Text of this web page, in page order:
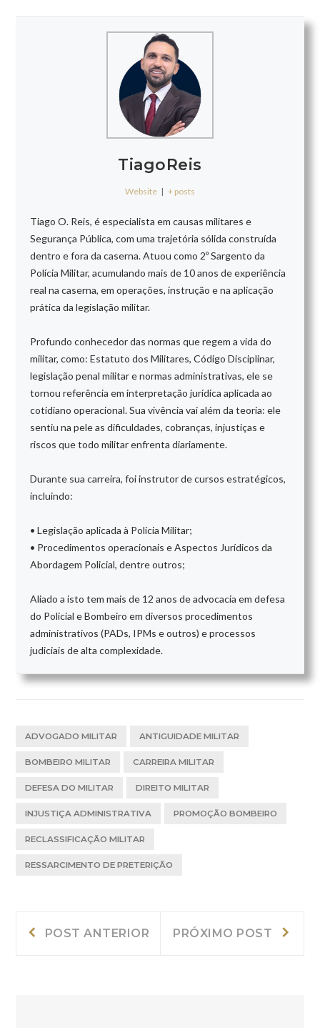
TiagoReis
Website | + posts
Tiago O. Reis, é especialista em causas militares e
Segurança Pública, com uma trajetória sólida construída
dentro e fora da caserna. Atuou como 2º Sargento da
Polícia Militar, acumulando mais de 10 anos de experiência
real na caserna, em operações, instrução e na aplicação
prática da legislação militar.
Profundo conhecedor das normas que regem a vida do
militar, como: Estatuto dos Militares, Código Disciplinar,
legislação penal militar e normas administrativas, ele se
tornou referência em interpretação jurídica aplicada ao
cotidiano operacional. Sua vivência vai além da teoria: ele
sentiu na pele as dificuldades, cobranças, injustiças e
riscos que todo militar enfrenta diariamente.
Durante sua carreira, foi instrutor de cursos estratégicos,
incluindo:
• Legislação aplicada à Polícia Militar;
• Procedimentos operacionais e Aspectos Jurídicos da
Abordagem Policial, dentre outros;
Aliado a isto tem mais de 12 anos de advocacia em defesa
do Policial e Bombeiro em diversos procedimentos
administrativos (PADs, IPMs e outros) e processos
judiciais de alta complexidade.
ADVOGADO MILITAR ANTIGUIDADE MILITAR
BOMBEIRO MILITAR CARREIRA MILITAR
DEFESA DO MILITAR DIREITO MILITAR
INJUSTIÇA ADMINISTRATIVA PROMOÇÃO BOMBEIRO
RECLASSIFICAÇÃO MILITAR
RESSARCIMENTO DE PRETERIÇÃO
Navegação
POST ANTERIOR
Anterior:
PRÓXIMO POST